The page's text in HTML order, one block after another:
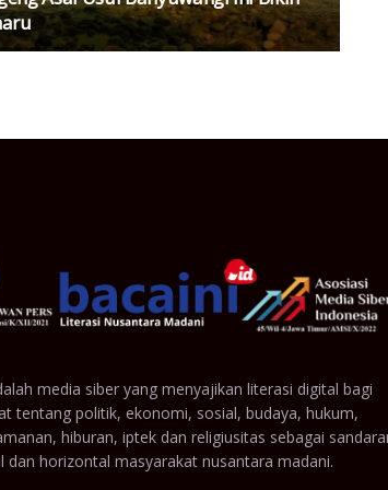
media siber yang menyajikan literasi digital bagi
tentang politik, ekonomi, sosial, budaya, hukum,
hiburan, iptek dan religiusitas sebagai
dan horizontal masyarakat nusantara madani.